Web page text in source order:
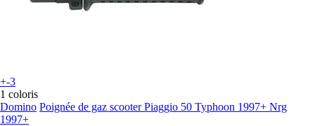
+-3
1 coloris
Domino Poignée de gaz scooter Piaggio 50 Typhoon 1997+ Nrg
1997+